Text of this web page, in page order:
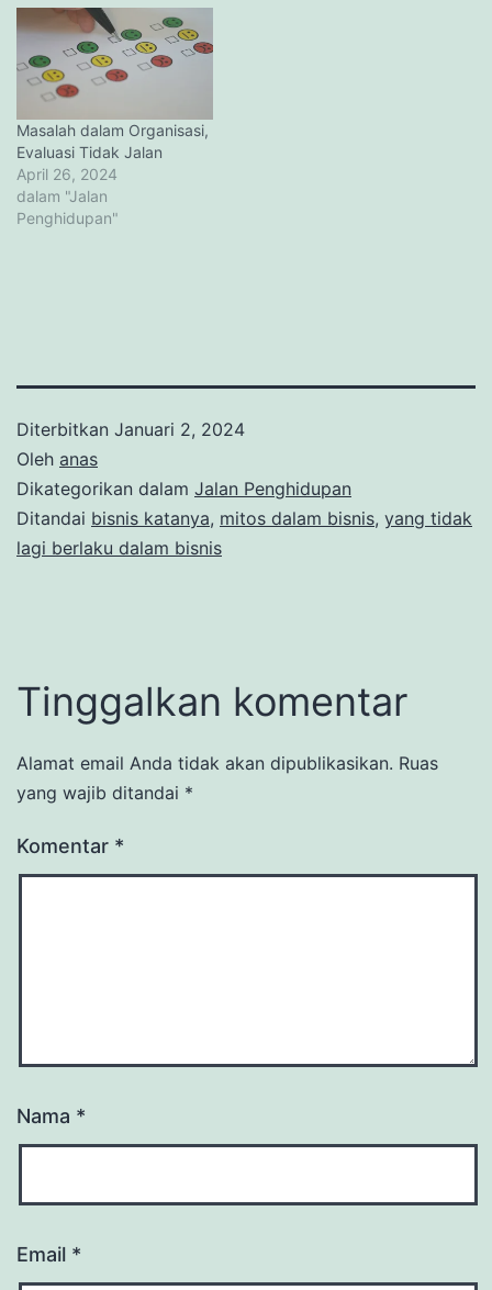
Masalah dalam Organisasi,
Evaluasi Tidak Jalan
April 26, 2024
dalam "Jalan
Penghidupan"
Diterbitkan Januari 2, 2024
Oleh anas
Dikategorikan dalam Jalan Penghidupan
Ditandai bisnis katanya, mitos dalam bisnis, yang tidak
lagi berlaku dalam bisnis
Tinggalkan komentar
Alamat email Anda tidak akan dipublikasikan. Ruas
yang wajib ditandai *
Komentar *
Nama *
Email *